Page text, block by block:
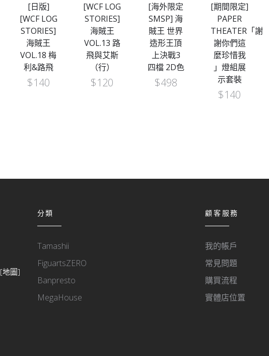
[日版]
[WCF LOG
STORIES]
海賊王
VOL.18 梅
利&路飛
$140
[WCF LOG
STORIES]
海賊王
VOL.13 路
飛與艾斯
（行）
$120
[海外限定
SMSP] 海
賊王 世界
造形王頂
上決戰3
四檔 2D色
$498
[期間限定]
PAPER
THEATER「謝
謝你們這
麼珍惜我
」燈組展
示套裝
$140
[地圖]
分類
Tamashii
FiguartsZERO
Banpresto
MegaHouse
顧客服務
我的帳戶
常見問題
購買流程
實體店位置